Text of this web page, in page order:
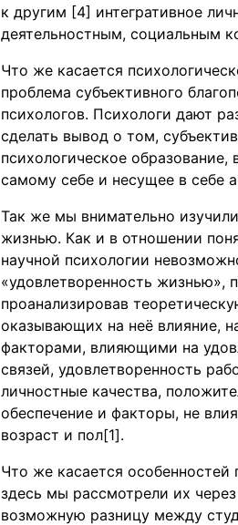
к другим [4] интегративное
деятельностным, социальным
Что же касается
проблема субъективного
психологов. Психологи дают
сделать вывод о том,
психологическое
самому себе и несущее в себе
Так же мы внимательно
жизнью. Как и в отношении
научной психологии
«удовлетворенность жизнью»,
проанализировав
оказывающих на неё влияние,
факторами, влияющими на
связей, удовлетворенность
личностные качества,
обеспечение и факторы, не
возраст и пол[1].
Что же касается
здесь мы рассмотрели их
возможную разницу между